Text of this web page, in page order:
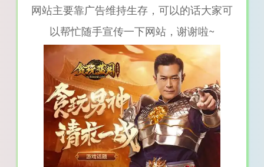
网站主要靠广告维持生存，可以的话大家可
以帮忙随手宣传一下网站，谢谢啦~